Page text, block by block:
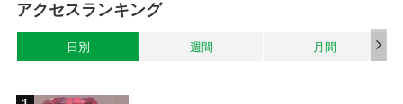
アクセスランキング
日別 週間 月間